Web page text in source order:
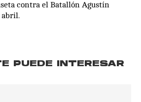
contra el Batallón Agustín
abril.
PUEDE INTERESAR